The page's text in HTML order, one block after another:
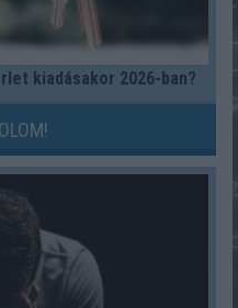
kiadásakor 2026-ban?